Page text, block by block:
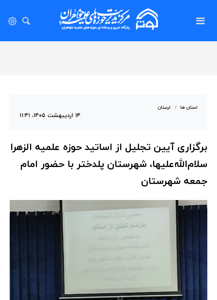
استان ها لرستان
۱۴ اردیبهشت ۱۴۰۵، ۱۱:۴۱
برگزاری آیین تجلیل از اساتید حوزه علمیه الزهرا
سلام‌الله‌علیها، شهرستان پلدختر با حضور امام
جمعه شهرستان